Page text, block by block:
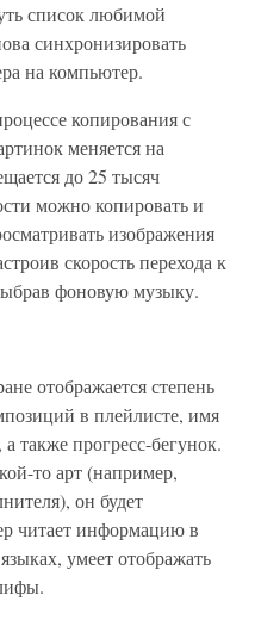
список любимой
синхронизировать
на компьютер.
копирования с
меняется на
до 25 тысяч
можно копировать и
изображения
скорость перехода к
фоновую музыку.
отображается степень
в плейлисте, имя
также прогресс-бегунок.
то арт (например,
он будет
читает информацию в
умеет отображать